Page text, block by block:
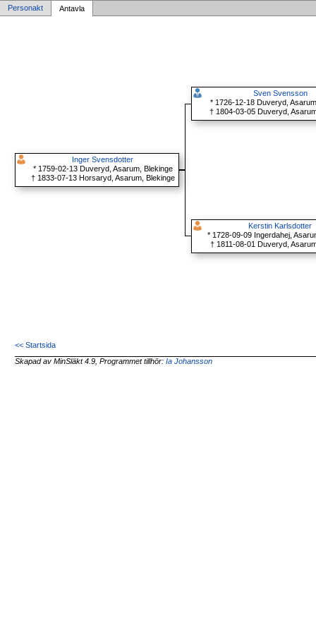
Personakt Antavla
Inger Svensdotter
* 1759-02-13 Duveryd, Asarum, Blekinge
† 1833-07-13 Horsaryd, Asarum, Blekinge
Sven Svensson
* 1726-12-18 Duveryd,
† 1804-03-05 Duveryd,
Kerstin Karlsdotter
* 1728-09-09 Ingerdahej,
† 1811-08-01 Duveryd,
<< Startsida
Skapad av MinSläkt 4.9, Programmet tillhör:Ia Johansson